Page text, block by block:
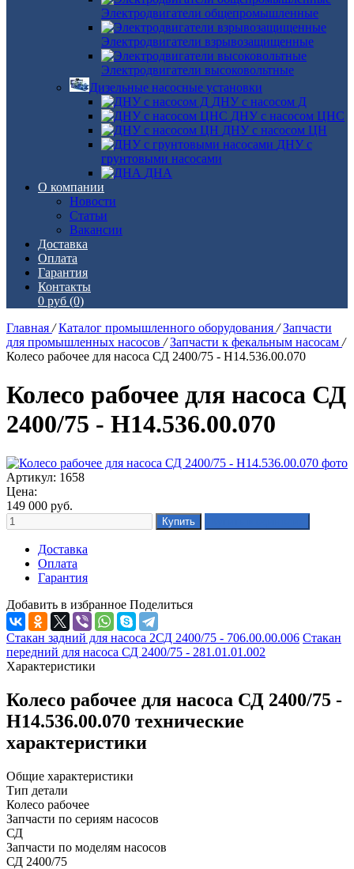
Электродвигатели общепромышленные
Электродвигатели взрывозащищенные
Электродвигатели высоковольтные
Дизельные насосные установки
ДНУ с насосом Д
ДНУ с насосом ЦНС
ДНУ с насосом ЦН
ДНУ с
грунтовыми насосами
ДНА
О компании
Новости
Статьи
Вакансии
Доставка
Оплата
Гарантия
Контакты
0 руб (0)
Главная / Каталог промышленного оборудования / Запчасти
для промышленных насосов / Запчасти к фекальным насосам /
Колесо рабочее для насоса СД 2400/75 - Н14.536.00.070
Колесо рабочее для насоса СД
2400/75 - Н14.536.00.070
Артикул: 1658
Цена:
149 000 руб.
Доставка
Оплата
Гарантия
Добавить в избранное Поделиться
Стакан задний для насоса 2СД 2400/75 - 706.00.00.006 Стакан
передний для насоса СД 2400/75 - 281.01.01.002
Характеристики
Колесо рабочее для насоса СД 2400/75 -
Н14.536.00.070 технические
характеристики
Общие характеристики
Тип детали
Колесо рабочее
Запчасти по сериям насосов
СД
Запчасти по моделям насосов
СД 2400/75